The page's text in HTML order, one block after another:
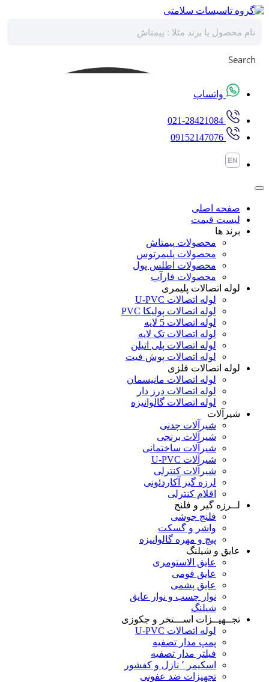
پرش
محتوا
Search
واتساپ
021-28421084
09152147076
صفحه اصلی
لیست قیمت
برند ها
محصولات پیمتاش
محصولات پلیمرتوس
محصولات اطلس پول
محصولات فارآب
لوله اتصالات پلیمری
لوله اتصالات U-PVC
لوله اتصالات پولیکا PVC
لوله اتصالات 5 لایه
لوله اتصالات تک لایه
لوله اتصالات پلی اتیلن
لوله اتصالات پوش فیت
لوله اتصالات فلزی
لوله اتصالات مانیسمان
لوله اتصالات درز دار
لوله اتصالات گالوانیزه
شیرآلات
شیرآلات چدنی
شیرآلات برنجی
شیرآلات ساختمانی
شیرآلات U-PVC
شیرآلات کنترلی
لرزه گیر آکاردئونی
اقلام کنترلی
لــرزه گیر و فلنج
فلنج جوشی
واشر و گسکت
پیچ و مهره گالوانیزه
عایق و شیلنگ
عایق الاستومری
عایق فومی
عایق پشمی
نوار چسب و نوار عایق
شیلنگ
تجــهیــزات اســـتخر و جکوزی
لوله اتصالات U-PVC
پمپ مدار تصفیه
فیلتر مدار تصفیه
اسکیمر ٬ نازل و کفشور
تجهیزات ضد عفونی